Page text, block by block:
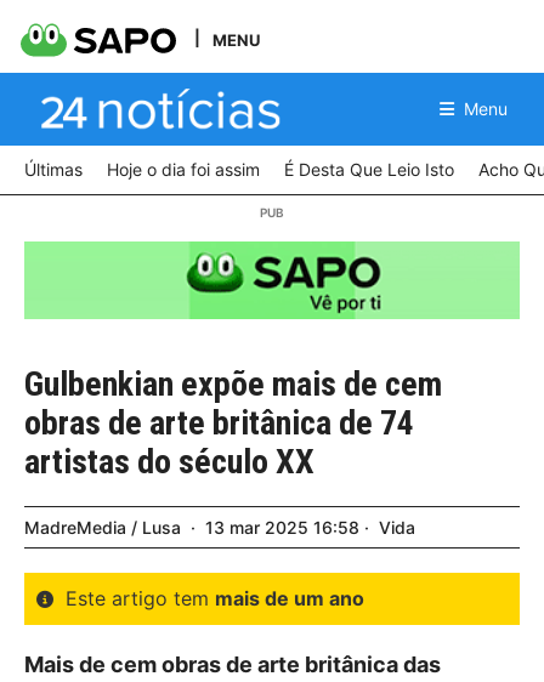
MENU
Menu
Últimas Hoje o dia foi assim É Desta Que Leio Isto Acho
Gulbenkian expõe mais de cem
obras de arte britânica de 74
artistas do século XX
MadreMedia / Lusa 13 mar 2025 16:58 Vida
Este artigo tem mais de um ano
Mais de cem obras de arte britânica das